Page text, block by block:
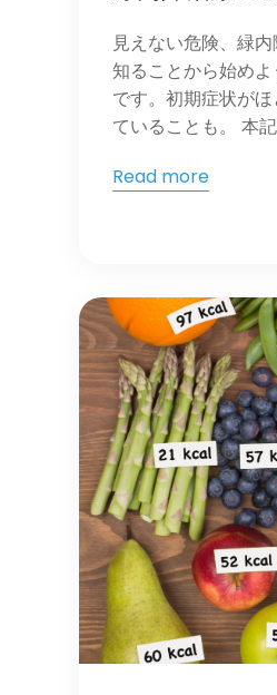
見えない危険、緑
知ることから始め
です。初期症状が
ていることも。 本
Read more